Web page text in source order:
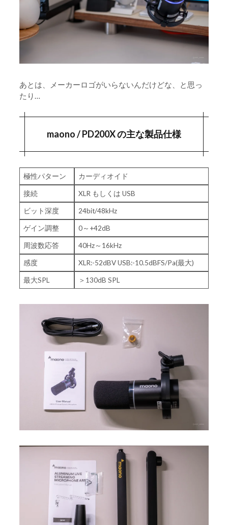
あとは、メーカーロゴがいらないんだけどな、と思っ
たり…
maono / PD200X の主な製品仕様
極性パターン カーディオイド
接続 XLR もしくは USB
ビット深度 24bit/48kHz
ゲイン調整 0～+42dB
周波数応答 40Hz～16kHz
感度 XLR:-52dBV USB:-10.5dBFS/Pa(最大)
最大SPL ＞130dB SPL